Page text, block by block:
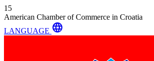
15
American Chamber of Commerce in Croatia
LANGUAGE language